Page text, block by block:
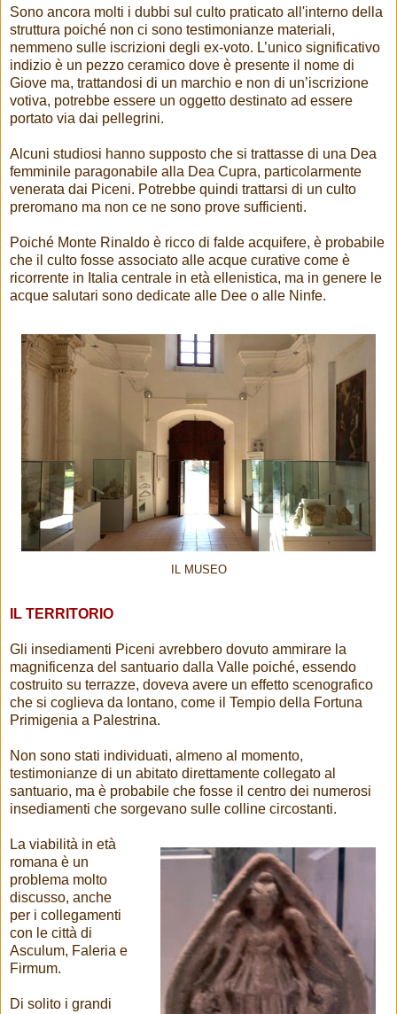
Sono ancora molti i dubbi sul culto praticato all'interno della
struttura poiché non ci sono testimonianze materiali,
nemmeno sulle iscrizioni degli ex-voto. L’unico significativo
indizio è un pezzo ceramico dove è presente il nome di
Giove ma, trattandosi di un marchio e non di un’iscrizione
votiva, potrebbe essere un oggetto destinato ad essere
portato via dai pellegrini.
Alcuni studiosi hanno supposto che si trattasse di una Dea
femminile paragonabile alla Dea Cupra, particolarmente
venerata dai Piceni. Potrebbe quindi trattarsi di un culto
preromano ma non ce ne sono prove sufficienti.
Poiché Monte Rinaldo è ricco di falde acquifere, è probabile
che il culto fosse associato alle acque curative come è
ricorrente in Italia centrale in età ellenistica, ma in genere le
acque salutari sono dedicate alle Dee o alle Ninfe.
IL MUSEO
IL TERRITORIO
Gli insediamenti Piceni avrebbero dovuto ammirare la
magnificenza del santuario dalla Valle poiché, essendo
costruito su terrazze, doveva avere un effetto scenografico
che si coglieva da lontano, come il Tempio della Fortuna
Primigenia a Palestrina.
Non sono stati individuati, almeno al momento,
testimonianze di un abitato direttamente collegato al
santuario, ma è probabile che fosse il centro dei numerosi
insediamenti che sorgevano sulle colline circostanti.
La viabilità in età
romana è un
problema molto
discusso, anche
per i collegamenti
con le città di
Asculum, Faleria e
Firmum.
Di solito i grandi